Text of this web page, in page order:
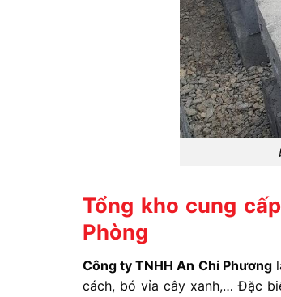
Tổng kho cung
Phòng
CôngtyTNHHAn Chi Phương
cách, bó vỉa cây xanh,… Đặc